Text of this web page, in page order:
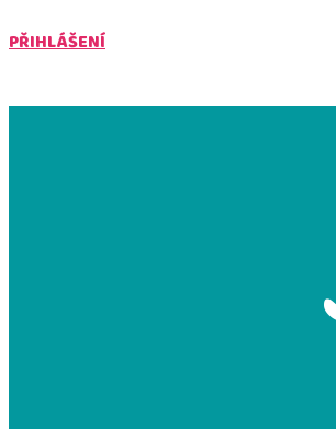
PŘIHLÁŠENÍ